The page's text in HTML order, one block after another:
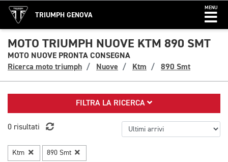
TRIUMPH GENOVA
MENU
MOTO TRIUMPH NUOVE KTM 890 SMT
MOTO NUOVE PRONTA CONSEGNA
Ricerca moto triumph
Nuove Ktm 890 Smt
FILTRA LA RICERCA
0 risultati
Ktm 890 Smt